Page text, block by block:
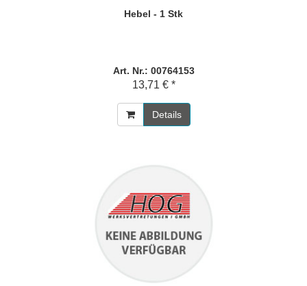
Hebel - 1 Stk
Art. Nr.: 00764153
13,71 € *
Details